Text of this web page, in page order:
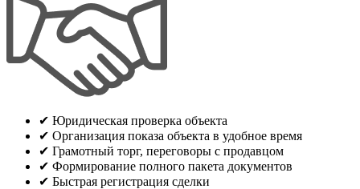
✔ Юридическая проверка объекта
✔ Организация показа объекта в удобное время
✔ Грамотный торг, переговоры с продавцом
✔ Формирование полного пакета документов
✔ Быстрая регистрация сделки